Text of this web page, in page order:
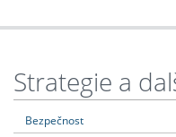
Strategie a
Bezpečnost